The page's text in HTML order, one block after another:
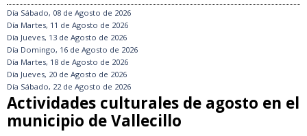
Día Sábado, 08 de Agosto de 2026
Día Martes, 11 de Agosto de 2026
Día Jueves, 13 de Agosto de 2026
Día Domingo, 16 de Agosto de 2026
Día Martes, 18 de Agosto de 2026
Día Jueves, 20 de Agosto de 2026
Día Sábado, 22 de Agosto de 2026
Actividades culturales de agosto en el
municipio de Vallecillo